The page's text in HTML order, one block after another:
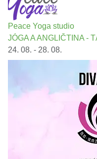
Peace Yoga studio
JÓGA A ANGLIČTINA -
24. 08. - 28. 08.